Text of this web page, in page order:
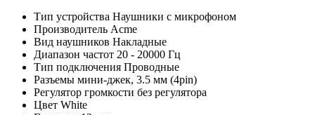
Тип устройства Наушники с микрофоном
Производитель Acme
Вид наушников Накладные
Диапазон частот 20 - 20000 Гц
Тип подключения Проводные
Разъемы мини-джек, 3.5 мм (4pin)
Регулятор громкости без регулятора
Цвет White